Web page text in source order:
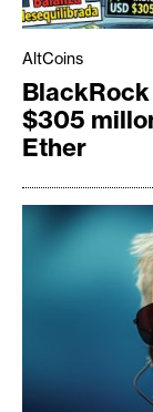
AltCoins
$305
Ether